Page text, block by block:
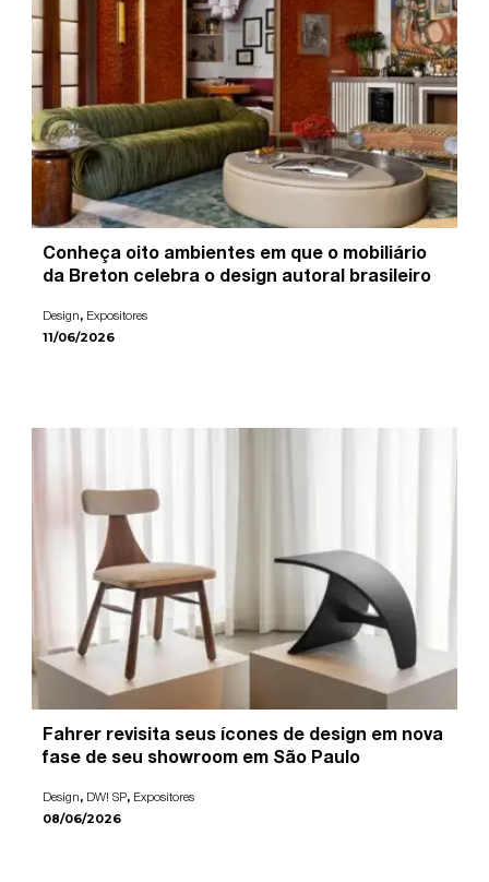
Conheça oito ambientes em que o mobiliário
da Breton celebra o design autoral brasileiro
Design, Expositores
11/06/2026
Fahrer revisita seus ícones de design em nova
fase de seu showroom em São Paulo
Design, DW! SP, Expositores
08/06/2026